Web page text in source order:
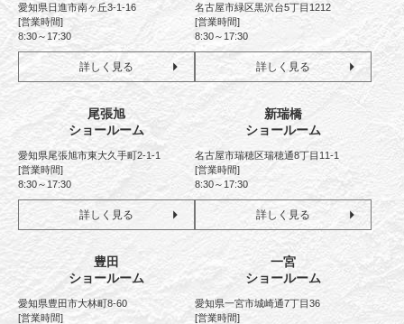
愛知県日進市南ヶ丘3-1-16
[営業時間]
8:30～17:30
詳しく見る
名古屋市緑区黒沢台5丁目1212
[営業時間]
8:30～17:30
詳しく見る
尾張旭
ショールーム
愛知県尾張旭市東大久手町2-1-1
[営業時間]
8:30～17:30
詳しく見る
新瑞橋
ショールーム
名古屋市瑞穂区瑞穂通8丁目11-1
[営業時間]
8:30～17:30
詳しく見る
豊田
ショールーム
愛知県豊田市大林町8-60
[営業時間]
一宮
ショールーム
愛知県一宮市城崎通7丁目36
[営業時間]